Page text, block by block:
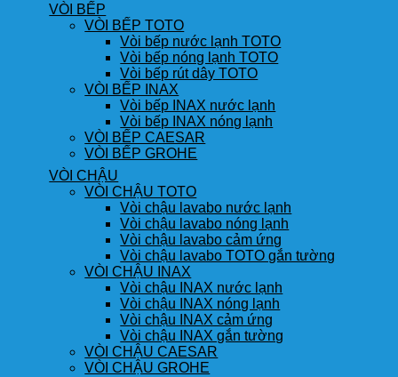
VÒI BẾP
VÒI BẾP TOTO
Vòi bếp nước lạnh TOTO
Vòi bếp nóng lạnh TOTO
Vòi bếp rút dây TOTO
VÒI BẾP INAX
Vòi bếp INAX nước lạnh
Vòi bếp INAX nóng lạnh
VÒI BẾP CAESAR
VÒI BẾP GROHE
VÒI CHẬU
VÒI CHẬU TOTO
Vòi chậu lavabo nước lạnh
Vòi chậu lavabo nóng lạnh
Vòi chậu lavabo cảm ứng
Vòi chậu lavabo TOTO gắn tường
VÒI CHẬU INAX
Vòi chậu INAX nước lạnh
Vòi chậu INAX nóng lạnh
Vòi chậu INAX cảm ứng
Vòi chậu INAX gắn tường
VÒI CHẬU CAESAR
VÒI CHẬU GROHE